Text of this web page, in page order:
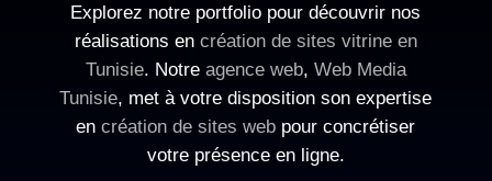
Explorez notre portfolio pour découvrir nos
réalisations en création de sites vitrine en
Tunisie. Notre agence web, Web Media
Tunisie, met à votre disposition son expertise
encréation de sites web pour concrétiser
votre présence en ligne.